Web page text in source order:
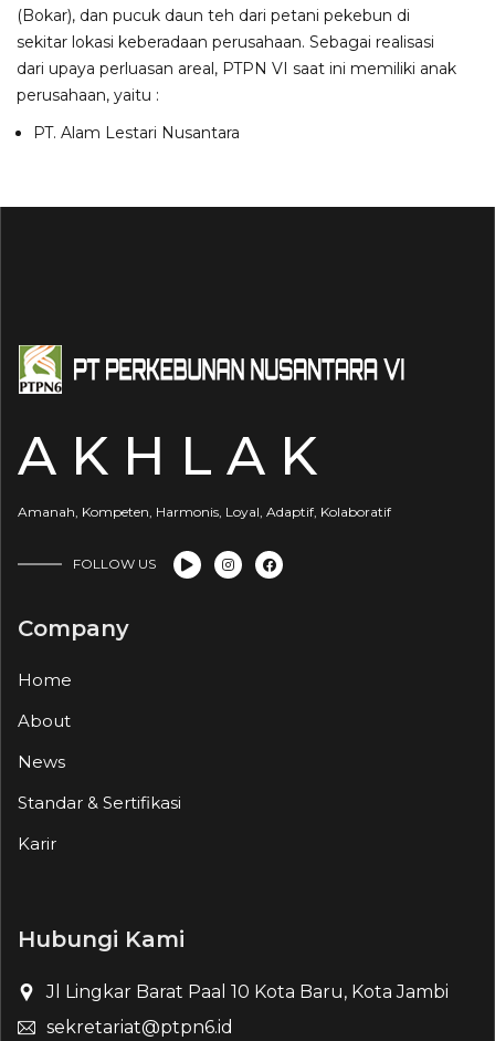
(Bokar), dan pucuk daun teh dari petani pekebun di
sekitar lokasi keberadaan perusahaan. Sebagai realisasi
dari upaya perluasan areal, PTPN VI saat ini memiliki anak
perusahaan, yaitu :
PT. Alam Lestari Nusantara
A K H L A K
Amanah, Kompeten, Harmonis, Loyal, Adaptif, Kolaboratif
FOLLOW US
Company
Home
About
News
Standar & Sertifikasi
Karir
Hubungi Kami
Jl Lingkar Barat Paal 10 Kota Baru, Kota Jambi
sekretariat@ptpn6.id